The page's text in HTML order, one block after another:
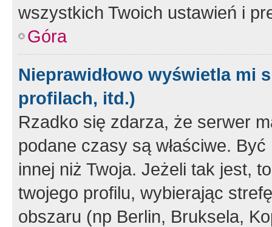
wszystkich Twoich ustawień i
Góra
Nieprawidłowo wyświetla mi
profilach, itd.)
Rzadko się zdarza, że serwer
podane czasy są właściwe.
innej niż Twoja. Jeżeli tak jest,
twojego profilu, wybierając
obszaru (np Berlin, Bruksela,